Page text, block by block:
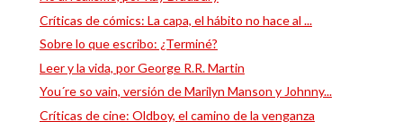
Críticas de cómics: La capa, el hábito no hace al ...
Sobre lo que escribo: ¿Terminé?
Leer y la vida, por George R.R. Martin
You´re so vain, versión de Marilyn Manson y Johnny...
Críticas de cine: Oldboy, el camino de la venganza